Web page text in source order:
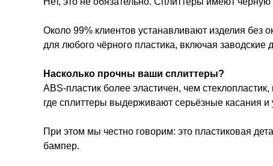
Около 99% клиентов устанавливают изделия
для любого чёрного пластика, включая
Насколько прочны ваши сплиттеры?
ABS-пластик более эластичен, чем
где сплиттеры выдерживают серьёзные касания и
При этом мы честно говорим: это пластиковая
бампер.